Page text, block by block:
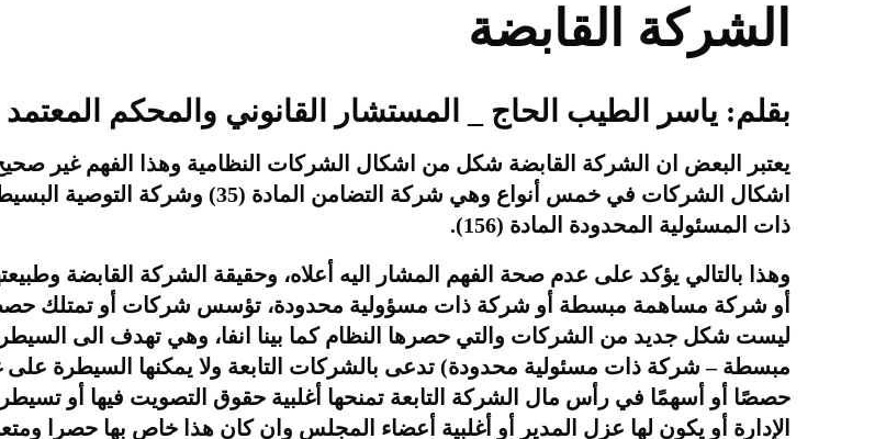
الشركة القابضة
بقلم: ياسر الطيب الحاج _ المستشار القانوني والمحكم المعتمد
ذات المسئولية المحدودة المادة (156).
أو شركة مساهمة مبسطة أو شركة ذات مسؤولية محدودة، تؤسس شركات أو تمتلك
ليست شكل جديد من الشركات والتي حصرها النظام كما بينا انفا، وهي تهدف الى
مبسطة – شركة ذات مسئولية محدودة) تدعى بالشركات التابعة ولا يمكنها السيطرة على
حصصًا أو أسهمًا في رأس مال الشركة التابعة تمنحها أغلبية حقوق التصويت فيها أو
الإدارة أو يكون لها عزل المدير أو أغلبية أعضاء المجلس وان كان هذا خاص بها حصرا